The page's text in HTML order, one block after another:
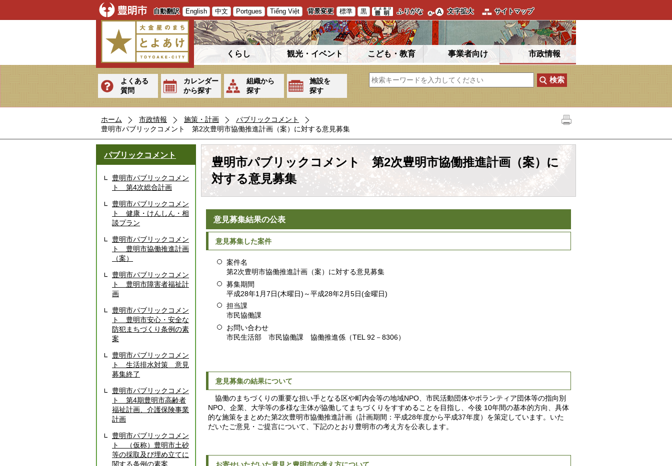
自動翻訳 English 中文 Portgues Tiếng Việt 背景変更 標準 黒 ふりがな 文字拡大 サイトマップ
くらし 観光・イベント こども・教育 事業者向け 市政情報
よくある
質問
カレンダー
から探す
組織から
探す
施設を
探す
ホーム 市政情報 施策・計画
パブリックコメント
豊明市パブリックコメント 第2次豊明市協働推進計画（案）に対する意見募集
パブリックコメント
豊明市パブリックコメン
ト 第4次総合計画
豊明市パブリックコメン
ト 健康・けんしん・相
談プラン
豊明市パブリックコメン
ト 豊明市協働推進計画
（案）
豊明市パブリックコメン
ト 豊明市障害者福祉計
画
豊明市パブリックコメン
ト 豊明市安心・安全な
防犯まちづくり条例の素
案
豊明市パブリックコメン
ト 生活排水対策 意見
募集終了
豊明市パブリックコメン
ト 第4期豊明市高齢者
福祉計画、介護保険事業
計画
豊明市パブリックコメン
ト （仮称）豊明市土砂
等の採取及び埋め立てに
関する条例の素案
豊明市パブリックコメント 第2次豊明市協働推進計画（案）に
対する意見募集
意見募集結果の公表
意見募集した案件
案件名
第2次豊明市協働推進計画（案）に対する意見募集
募集期間
平成28年1月7日(木曜日)～平成28年2月5日(金曜日)
担当課
市民協働課
お問い合わせ
市民生活部 市民協働課 協働推進係（TEL 92－8306）
意見募集の結果について
協働のまちづくりの重要な担い手となる区や町内会等の地域NPO、市民活動団体やボランティア団体等の指向別
NPO、企業、大学等の多様な主体が協働してまちづくりをすすめることを目指し、今後 10年間の基本的方向、具体
的な施策をまとめた第2次豊明市協働推進計画（計画期間：平成28年度から平成37年度）を策定しています。いた
だいたご意見・ご提言について、下記のとおり豊明市の考え方を公表します。
お寄せいただいた意見と豊明市の考え方について